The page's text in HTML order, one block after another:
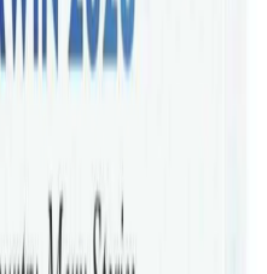
। किनारको बालुवामा फसेका ह्वेल
अवस्थामा पाइएको छ भने
बचाउन सफल भएका छन् ।
फसेको र उनीहरुलाई उद्धार गर्ने
जनाएका छन् ।
ह्वेललाई पुनः समुद्रमा फर्काएका